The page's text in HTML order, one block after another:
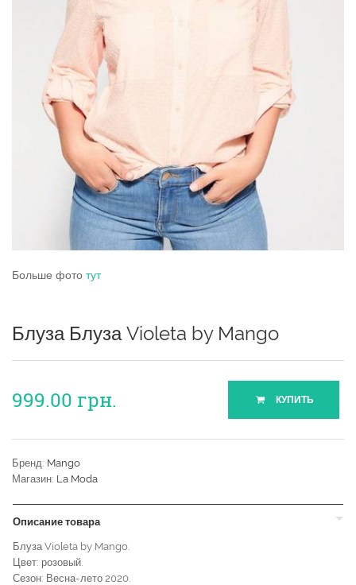
Больше фото тут
Блуза Блуза Violeta by Mango
999.00 грн. КУПИТЬ
Бренд: Mango
Магазин: La Moda
Описание товара
Блуза Violeta by Mango.
Цвет: розовый.
Сезон: Весна-лето 2020.